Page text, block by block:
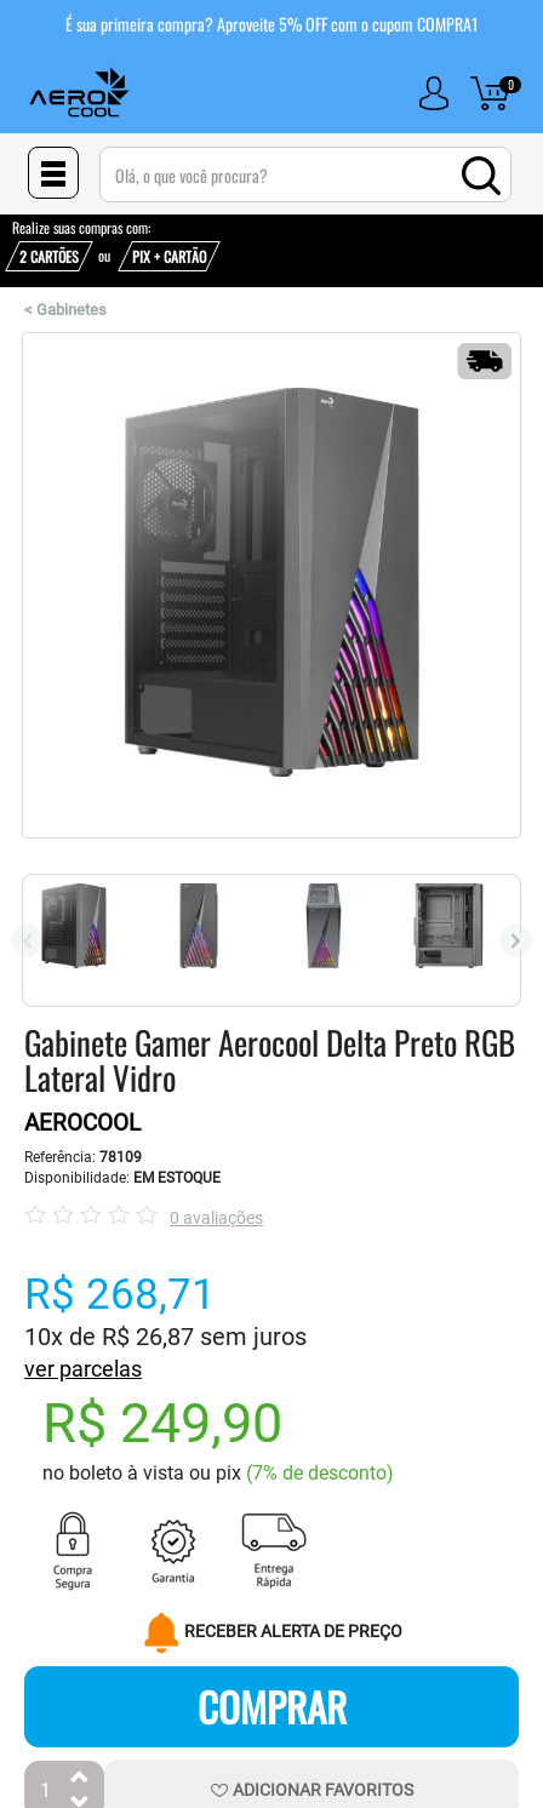
É sua primeira compra? Aproveite 5% OFF com o cupom COMPRA1
0
(pesquisar)
Realize suas compras com:
2 CARTÕES
ou PIX + CARTÃO
< Gabinetes
Gabinete Gamer Aerocool Delta Preto RGB
Lateral Vidro
AEROCOOL
Referência: 78109
Disponibilidade: EM ESTOQUE
0 avaliações
R$ 268,71
10x de R$ 26,87 sem juros
ver parcelas
R$ 249,90
no boleto à vista ou pix (7% de desconto)
RECEBER ALERTA DE PREÇO
COMPRAR
ADICIONAR FAVORITOS